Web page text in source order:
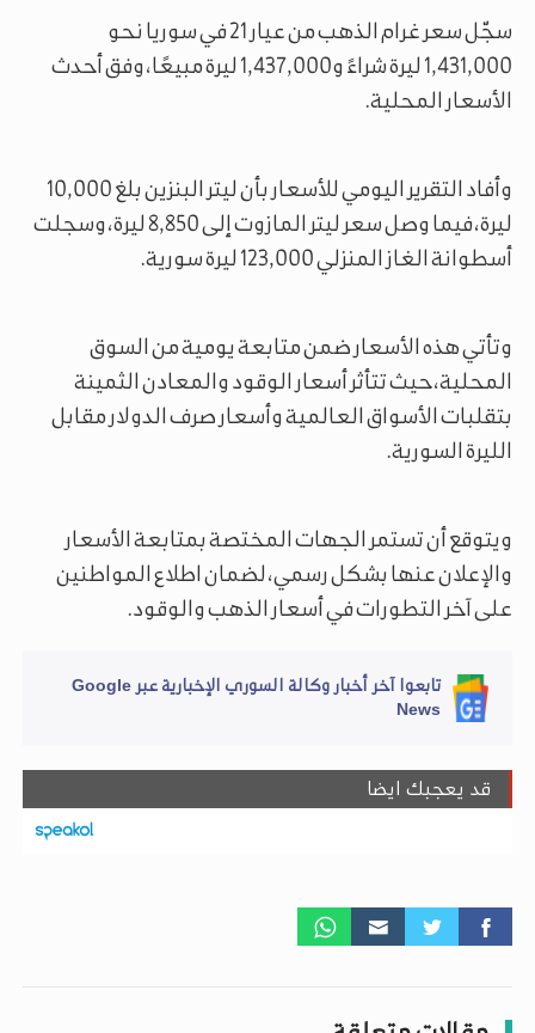
سجّل سعر غرام الذهب من عيار 21 في سوريا نحو
1,431,000 ليرة شراءً و1,437,000 ليرة مبيعًا، وفق أحدث
الأسعار المحلية.
وأفاد التقرير اليومي للأسعار بأن ليتر البنزين بلغ 10,000
ليرة، فيما وصل سعر ليتر المازوت إلى 8,850 ليرة، وسجلت
أسطوانة الغاز المنزلي 123,000 ليرة سورية.
وتأتي هذه الأسعار ضمن متابعة يومية من السوق
المحلية، حيث تتأثر أسعار الوقود والمعادن الثمينة
بتقلبات الأسواق العالمية وأسعار صرف الدولار مقابل
الليرة السورية.
ويتوقع أن تستمر الجهات المختصة بمتابعة الأسعار
والإعلان عنها بشكل رسمي، لضمان اطلاع المواطنين
على آخر التطورات في أسعار الذهب والوقود.
تابعوا آخر أخبار وكالة السوري الإخبارية عبر Google
News
قد يعجبك ايضا